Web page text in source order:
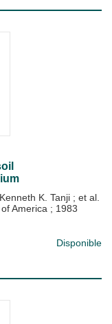
Kenneth K. Tanji ; et al.
America ; 1983
Disponible